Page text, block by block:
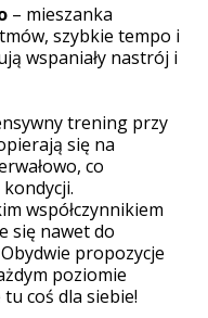
– mieszanka
szybkie tempo i
wspaniały nastrój i
trening przy
się na
co
współczynnikiem
się nawet do
propozycje
poziomie
coś dla siebie!